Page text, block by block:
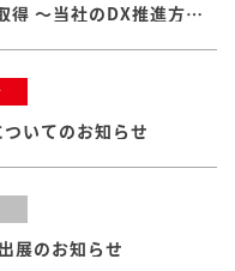
経済産業省が定める「DX認定」を取得 ～当社のDX推進方針・体制および取り組みが認められました
いてのお知らせ
展のお知らせ